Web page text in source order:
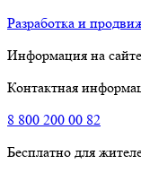
Разработка и
Информация на
Контактная
8 800 200 00 82
Бесплатно для